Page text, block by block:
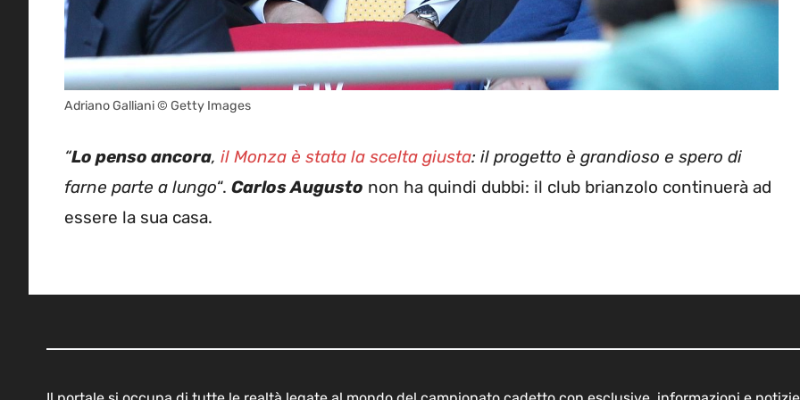
Adriano Galliani © Getty Images
“Lo penso ancora, il Monza è stata la scelta giusta: il progetto è grandioso e spero di
farne parte a lungo“. Carlos Augusto non ha quindi dubbi: il club brianzolo continuerà ad
essere la sua casa.